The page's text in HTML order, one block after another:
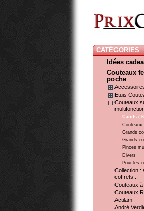
CATÉGORIES
Idées
Couteaux
poche
Etuis
Couteaux
Canifs (-
Couteaux
Grands
Grands
Pinces
Divers
Pour les
Collection :
coffrets...
Couteaux
Couteaux
Actilam
André